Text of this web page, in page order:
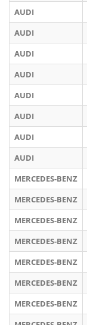
AUDI
AUDI
AUDI
AUDI
AUDI
AUDI
AUDI
AUDI
MERCEDES-BENZ
MERCEDES-BENZ
MERCEDES-BENZ
MERCEDES-BENZ
MERCEDES-BENZ
MERCEDES-BENZ
MERCEDES-BENZ